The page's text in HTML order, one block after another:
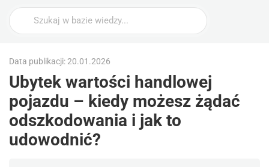
Wyszukaj
Data publikacji: 20.01.2026
Ubytek wartości handlowej
pojazdu – kiedy możesz żądać
odszkodowania i jak to
udowodnić?